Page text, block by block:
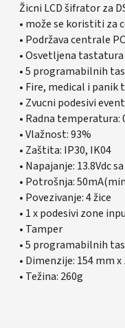
Žicni LCD šifrator za
• može se koristiti za
• Podržava centrale
• Osvetljena
• 5 programabilnih
• Fire, medical i panik
• Zvucni podesivi
• Radna temperatura:
• Vlažnost: 93%
• Zaštita: IP30, IK04
• Napajanje: 13.8Vdc
• Potrošnja:
• Povezivanje: 4 žice
• 1 x podesivi zone
• Tamper
• 5 programabilnih
• Dimenzije: 154 mm x
• Težina: 260g